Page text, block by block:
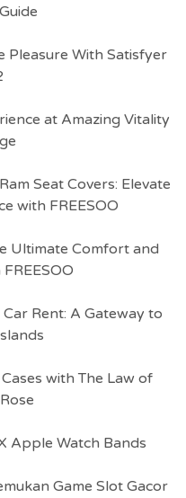
Pleasure With Satisfyer
at Amazing Vitality
Seat Covers: Elevate
with FREESOO
Ultimate Comfort and
Rent: A Gateway to
with The Law of
Apple Watch Bands
Game Slot Gacor